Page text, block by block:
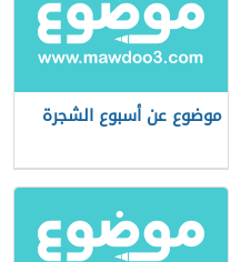
موضوع عن أسبوع الشجرة